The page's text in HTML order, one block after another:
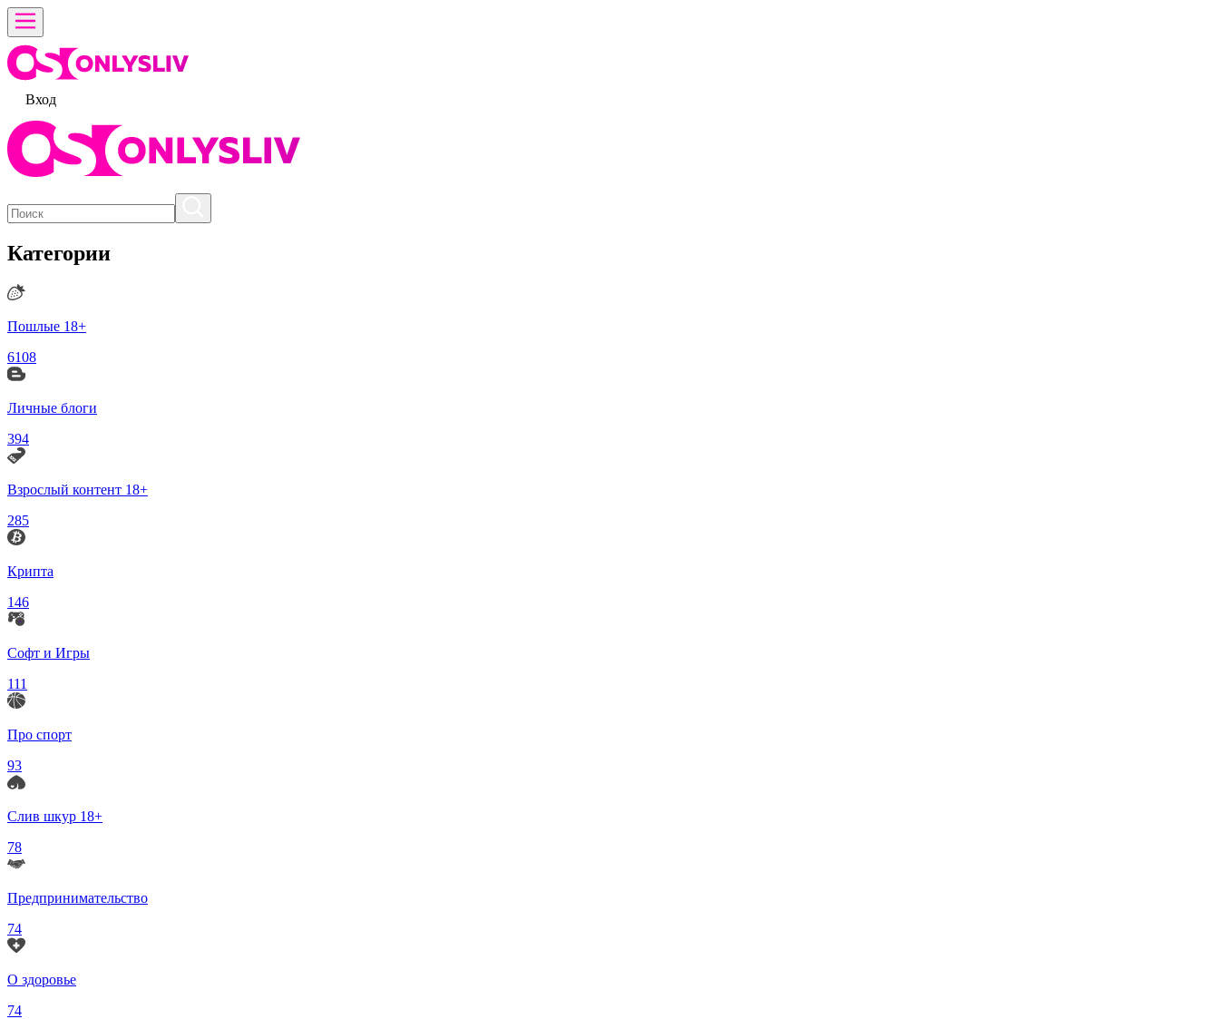
Вход
Категории
Пошлые 18+
6108
Личные блоги
394
Взрослый контент 18+
285
Крипта
146
Софт и Игры
111
Про спорт
93
Слив шкур 18+
78
Предпринимательство
74
О здоровье
74